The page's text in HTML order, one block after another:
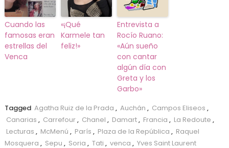
Cuando las
famosas eran
estrellas del
Venca
«¡Qué
Karmele tan
feliz!»
Entrevista a
Rocío Ruano:
«Aún sueño
con cantar
algún día con
Greta y los
Garbo»
Tagged Agatha Ruiz de la Prada , Auchán , Campos Eliseos ,
Canarias , Carrefour, Chanel , Damart, Francia , La Redoute ,
Lecturas , McMenú , París , Plaza de la República , Raquel
Mosquera , Sepu , Soria , Tati , venca , Yves Saint Laurent